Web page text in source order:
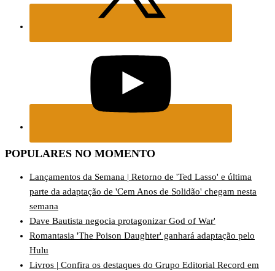
POPULARES NO MOMENTO
Lançamentos da Semana | Retorno de 'Ted Lasso' e última
parte da adaptação de 'Cem Anos de Solidão' chegam nesta
semana
Dave Bautista negocia protagonizar God of War'
Romantasia 'The Poison Daughter' ganhará adaptação pelo
Hulu
Livros | Confira os destaques do Grupo Editorial Record em